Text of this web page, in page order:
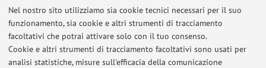
Nel nostro sito utilizziamo sia cookie tecnici necessari per il suo
funzionamento, sia cookie e altri strumenti di tracciamento
facoltativi che potrai attivare solo con il tuo consenso.
Cookie e altri strumenti di tracciamento facoltativi sono usati per
analisi statistiche, misure sull'efficacia della comunicazione
Contenuti utili
Al momento non sono presenti contenuti.